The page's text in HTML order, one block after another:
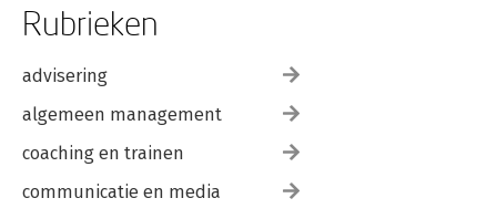
Rubrieken
advisering
algemeen management
coaching en trainen
communicatie en media